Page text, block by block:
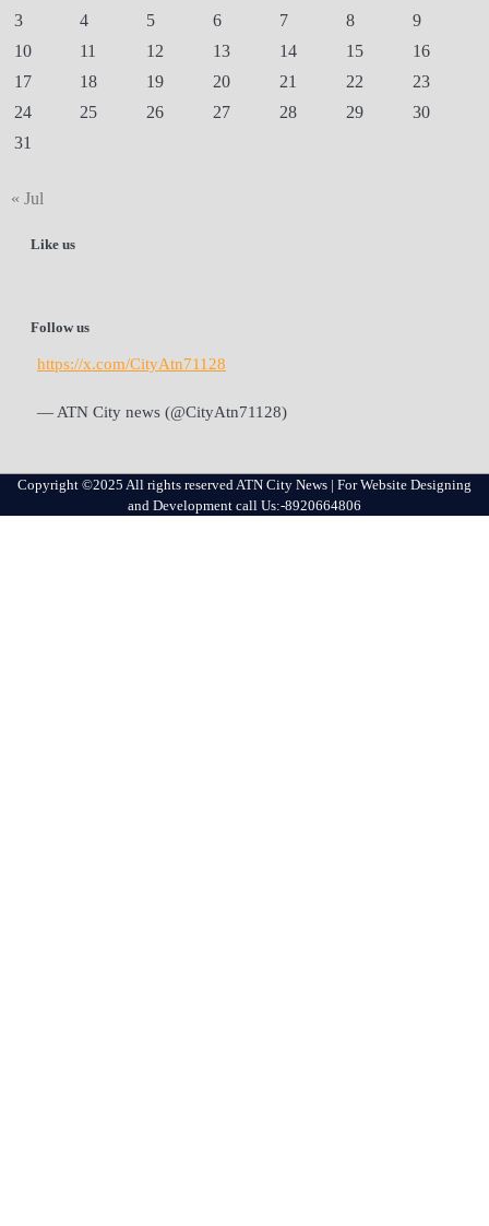
3
4 5 6 7 8
9
10
11 12 13 14 15
16
17
18 19 20 21 22
23
24
25 26 27 28 29
30
31
« Jul
Like us
Follow us
https://x.com/CityAtn71128
— ATN City news (@CityAtn71128)
Copyright ©2025 All rights reserved ATN City News | For Website Designing
and Development call Us:-8920664806